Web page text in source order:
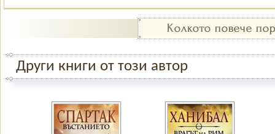
Други книги от този автор